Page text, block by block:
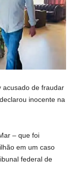
acusado de fraudar
inocente na
– que foi
em um caso
federal de